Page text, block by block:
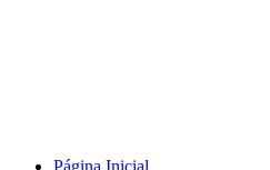
Página Inicial